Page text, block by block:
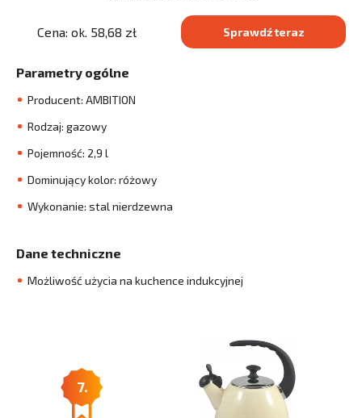
Cena: ok. 58,68 zł Sprawdź teraz
Parametry ogólne
Producent: AMBITION
Rodzaj: gazowy
Pojemność: 2,9 l
Dominujący kolor: różowy
Wykonanie: stal nierdzewna
Dane techniczne
Możliwość użycia na kuchence indukcyjnej
7.